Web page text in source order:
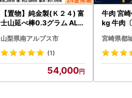
【置物】純金製(Ｋ２４) 富
士山延べ棒0.3グラム ALP
山梨県南アルプス市
(1)
54,000
牛肉 宮崎牛 赤身＆霜降り 1
kg 牛肉
宮崎県都